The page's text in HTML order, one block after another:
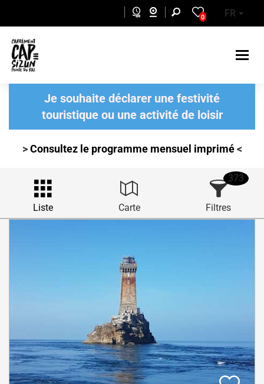
0 FR
Je souhaite déclarer une festivité
touristique ou une activité de loisir
>Consultez le programme mensuel imprimé<
Liste Carte Filtres
373